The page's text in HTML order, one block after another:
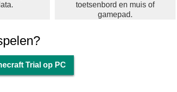
toetsenbord en muis of
gamepad.
Trial op PC